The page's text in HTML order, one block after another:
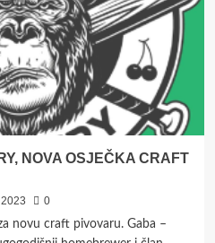
NOVA OSJEČKA CRAFT
0
novu craft pivovaru. Gaba –